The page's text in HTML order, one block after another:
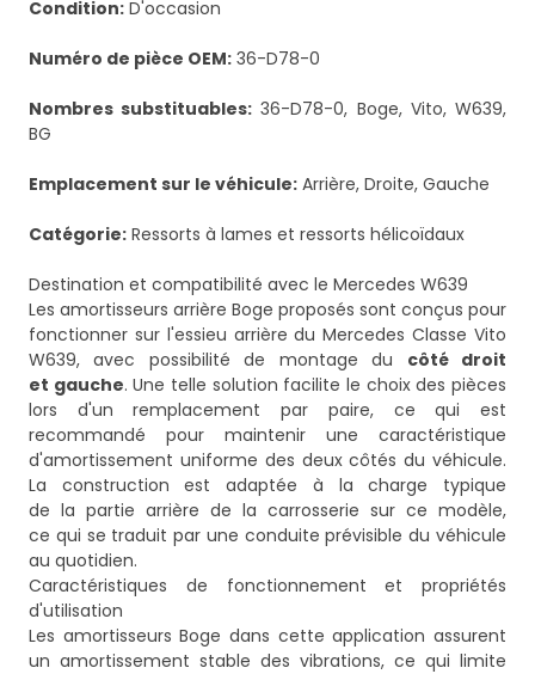
Condition: D'occasion
Numéro de pièce OEM: 36-D78-0
Nombres substituables: 36-D78-0, Boge, Vito, W639,
BG
Emplacement sur le véhicule: Arrière, Droite, Gauche
Catégorie: Ressorts à lames et ressorts hélicoïdaux
Destination et compatibilité avec le Mercedes W639
Les amortisseurs arrière Boge proposés sont conçus pour
fonctionner sur l'essieu arrière du Mercedes Classe Vito
W639, avec possibilité de montage du côté droit
et gauche. Une telle solution facilite le choix des pièces
lors d'un remplacement par paire, ce qui est
recommandé pour maintenir une caractéristique
d'amortissement uniforme des deux côtés du véhicule.
La construction est adaptée à la charge typique
de la partie arrière de la carrosserie sur ce modèle,
ce qui se traduit par une conduite prévisible du véhicule
au quotidien.
Caractéristiques de fonctionnement et propriétés
d'utilisation
Les amortisseurs Boge dans cette application assurent
un amortissement stable des vibrations, ce qui limite